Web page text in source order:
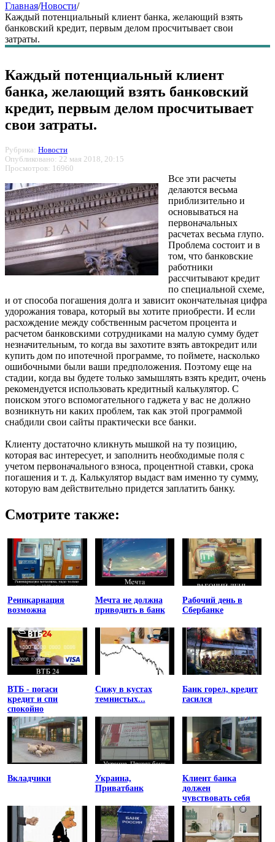
Главная/Новости/
Каждый потенциальный клиент банка, желающий взять
банковский кредит, первым делом просчитывает свои
затраты.
Каждый потенциальный клиент
банка, желающий взять банковский
кредит, первым делом просчитывает
свои затраты.
Рубрика: Новости
Опубликовано: 22 мая 2018, 20:15
Просмотров: 16960
Все эти расчеты
делаются весьма
приблизительно и
основываться на
первоначальных
расчетах весьма глупо.
Проблема состоит и в
том, что банковские
работники
рассчитывают кредит
по специальной схеме,
и от способа погашения долга и зависит окончательная цифра
удорожания товара, который вы хотите приобрести. И если
расхождение между собственным расчетом процента и
расчетом банковскими сотрудниками на малую сумму будет
незначительным, то когда вы захотите взять автокредит или
купить дом по ипотечной программе, то поймете, насколько
ошибочными были ваши предположения. Поэтому еще на
стадии, когда вы будете только замышлять взять кредит, очень
рекомендуется использовать кредитный калькулятор. С
поиском этого вспомогательного гаджета у вас не должно
возникнуть ни каких проблем, так как этой программой
снабдили свои сайты практически все банки.
Клиенту достаточно кликнуть мышкой на ту позицию,
которая вас интересует, и заполнить необходимые поля с
учетом первоначального взноса, процентной ставки, срока
погашения и т. д. Калькулятор выдаст вам именно ту сумму,
которую вам действительно придется заплатить банку.
Смотрите также:
Реинкарнация
возможна
Мечта не должна
приводить в банк
Рабочий день в
Сбербанке
ВТБ - погаси
кредит и спи
спокойно
Сижу в кустах
темнистых...
Банк горел, кредит
гасился
Вкладчики
Украина,
Приватбанк
Клиент банка
должен
чувствовать себя
униженным